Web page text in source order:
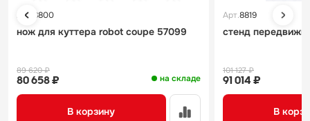
Арт. 8800
нож для куттера robot coupe 57099
на складе
80 658 ₽
89 620 ₽
В корзину
Арт.8819
стенд
91 014 ₽
101 127 ₽
В